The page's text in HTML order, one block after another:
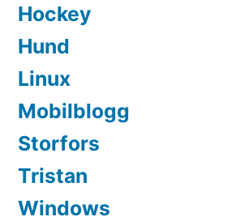
Hockey
Hund
Linux
Mobilblogg
Storfors
Tristan
Windows